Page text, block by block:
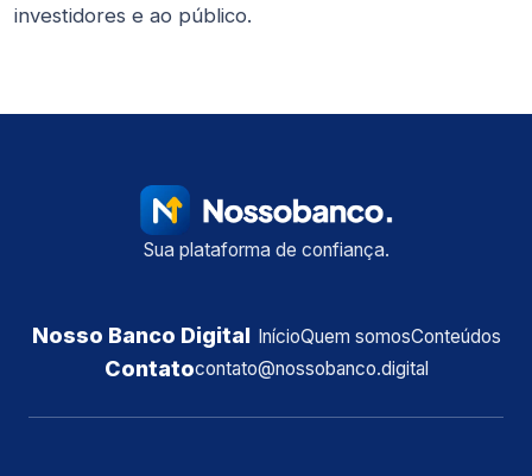
investidores e ao público.
Sua plataforma de confiança.
Nosso Banco Digital InícioQuem somosConteúdos
Contatocontato@nossobanco.digital